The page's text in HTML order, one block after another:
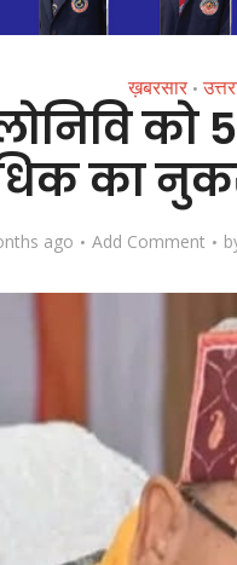
ख़बरसार •
को
का
ago Add Comment